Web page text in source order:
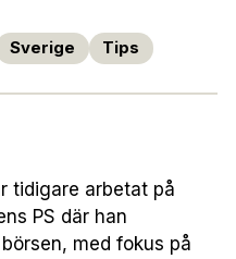
Sverige Tips
tidigare arbetat på
PS där han
med fokus på